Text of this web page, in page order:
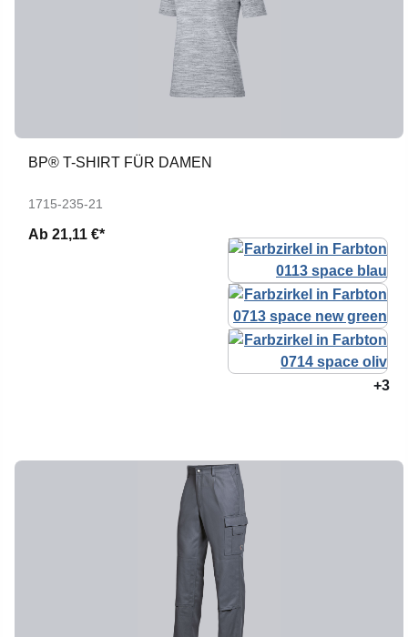
BP® T-SHIRT FÜR DAMEN
1715-235-21
Ab 21,11 €*
+3